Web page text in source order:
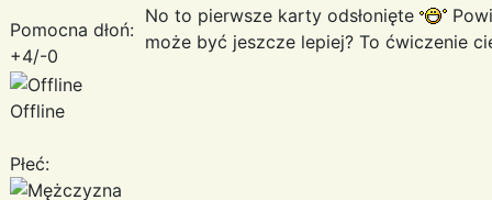
Pomocna dłoń:
+4/-0
Offline
Płeć:
No to pierwsze karty odsłonięte
może być jeszcze lepiej? To ćwiczenie